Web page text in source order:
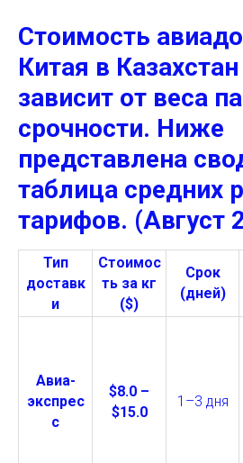
Стоимость
Китая в
зависит от веса
срочности. Ниже
представлена
таблица средних
тарифов. (Август
Тип
доставк
и
Стоимос
ть за кг
($)
Срок
(дней)
Авиа-
экспрес
с
$8.0 –
$15.0
1–3 дня